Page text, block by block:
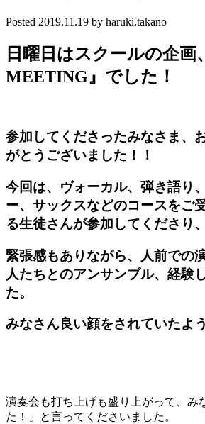
Posted 2019.11.19 by haruki.takano
日曜日はスクールの企画
MEETING』でした！
参加してくださったみなさま、
がとうございました！！
今回は、ヴォーカル、弾き語り
ー、サックスなどのコースをご
る生徒さんが参加してくださり、
緊張感もありながら、人前での
人たちとのアンサンブル、経験
た。
みなさん良い顔をされていたよ
演奏会も打ち上げも盛り上がって、み
た！」と言ってくださいました。